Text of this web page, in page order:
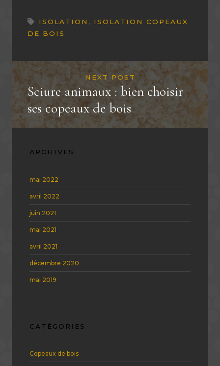
ISOLATION , ISOLATION COPEAUX
DE BOIS
NEXT POST
Sciure animaux : bien choisir
ses copeaux de bois
ARCHIVES
mai 2022
avril 2022
juin 2021
mai 2021
avril 2021
décembre 2020
mai 2019
CATÉGORIES
Copeaux de bois